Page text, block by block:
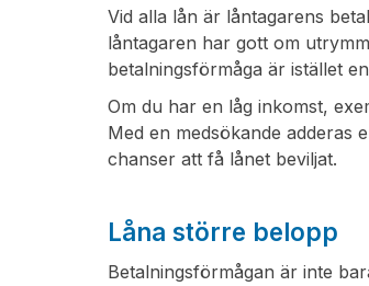
Vid alla lån är låntagarens
låntagaren har gott om
betalningsförmåga är istället
Om du har en låg inkomst,
Med en medsökande adderas
chanser att få lånet beviljat.
Låna större belopp
Betalningsförmågan är inte